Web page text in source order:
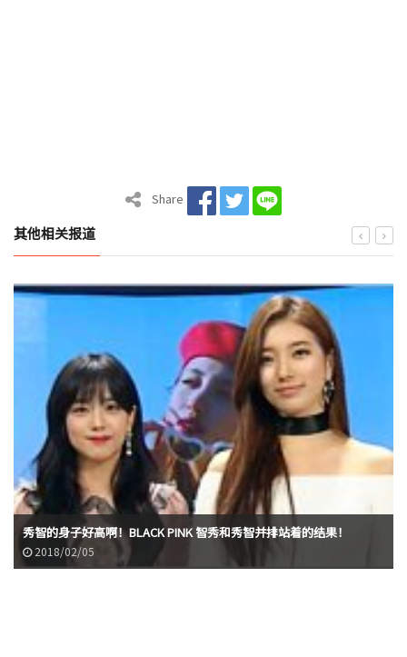
Share
其他相关报道
秀智的身子好高啊！BLACK PINK 智秀和秀智并排站着的结果！
2018/02/05